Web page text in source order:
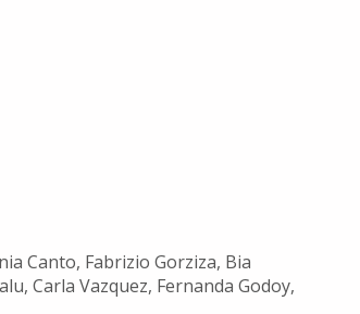
Canto, Fabrizio Gorziza, Bia
Carla Vazquez, Fernanda Godoy,